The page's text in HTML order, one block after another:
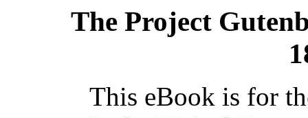
The Project
This eBook is for